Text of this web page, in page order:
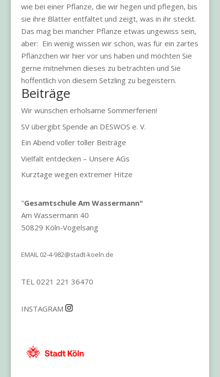
wie bei einer Pflanze, die wir hegen und pflegen, bis
sie ihre Blätter entfaltet und zeigt, was in ihr steckt.
Das mag bei mancher Pflanze etwas ungewiss sein,
aber: Ein wenig wissen wir schon, was für ein zartes
Pflänzchen wir hier vor uns haben und möchten Sie
gerne mitnehmen dieses zu betrachten und Sie
hoffentlich von diesem Setzling zu begeistern.
Beiträge
Wir wünschen erholsame Sommerferien!
SV übergibt Spende an DESWOS e. V.
Ein Abend voller toller Beiträge
Vielfalt entdecken – Unsere AGs
Kurztage wegen extremer Hitze
"Gesamtschule Am Wassermann"
Am Wassermann 40
50829 Köln-Vogelsang
EMAIL 02-4-982@stadt-koeln.de
TEL 0221 221 36470
INSTAGRAM